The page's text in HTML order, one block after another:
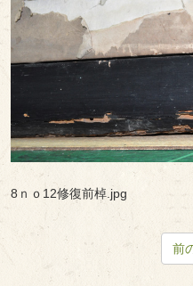
8ｎｏ12修復前棹.jpg
前